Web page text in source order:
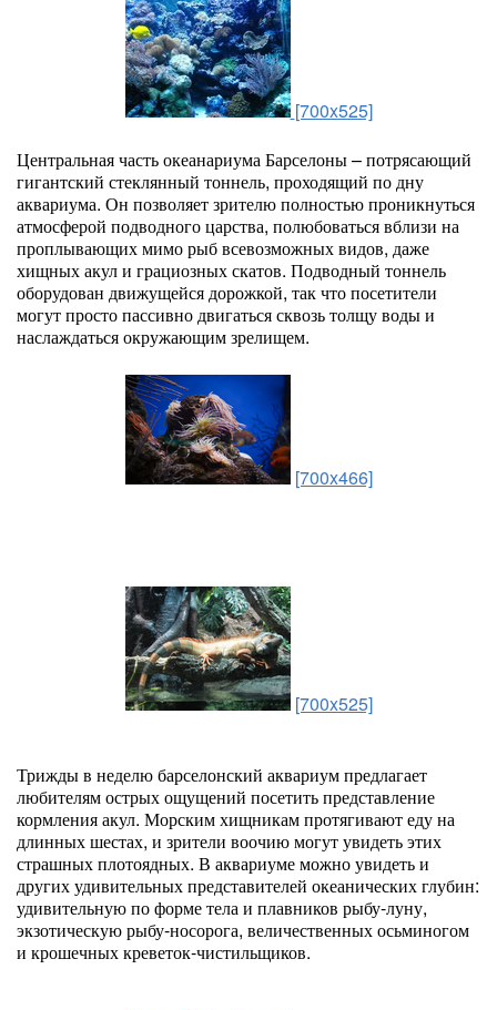
[700x525]
Центральная часть океанариума Барселоны – потрясающий
гигантский стеклянный тоннель, проходящий по дну
аквариума. Он позволяет зрителю полностью проникнуться
атмосферой подводного царства, полюбоваться вблизи на
проплывающих мимо рыб всевозможных видов, даже
хищных акул и грациозных скатов. Подводный тоннель
оборудован движущейся дорожкой, так что посетители
могут просто пассивно двигаться сквозь толщу воды и
наслаждаться окружающим зрелищем.
[700x466]
[700x525]
Трижды в неделю барселонский аквариум предлагает
любителям острых ощущений посетить представление
кормления акул. Морским хищникам протягивают еду на
длинных шестах, и зрители воочию могут увидеть этих
страшных плотоядных. В аквариуме можно увидеть и
других удивительных представителей океанических глубин:
удивительную по форме тела и плавников рыбу-луну,
экзотическую рыбу-носорога, величественных осьминогом
и крошечных креветок-чистильщиков.